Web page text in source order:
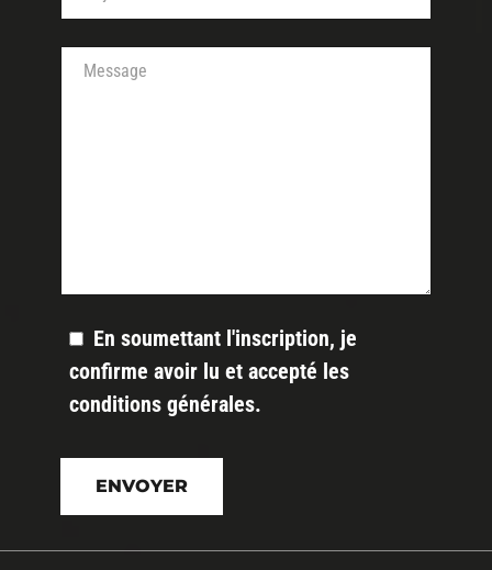
Votre message
En soumettant l'inscription, je
confirme avoir lu et accepté les
conditions générales.
Veuillez
laisser
ce
champ